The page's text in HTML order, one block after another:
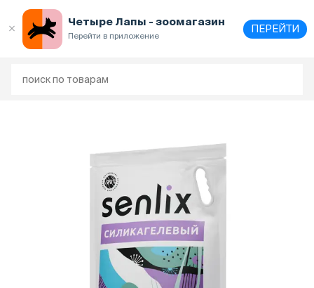
Четыре Лапы - зоомагазин
Перейти в приложение
ПЕРЕЙТИ